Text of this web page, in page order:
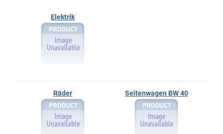
Elektrik
Räder Seitenwagen BW 40